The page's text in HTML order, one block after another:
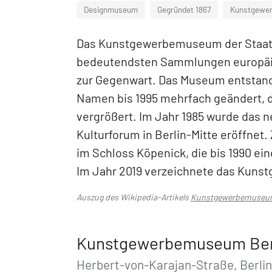
Designmuseum Gegründet 1867
Das Kunstgewerbemuseum der
bedeutendsten Sammlungen
zur Gegenwart. Das Museum
Namen bis 1995 mehrfach
vergrößert. Im Jahr 1985 wurde das
Kulturforum in Berlin-Mitte eröffnet.
im Schloss Köpenick, die bis 1990
Im Jahr 2019 verzeichnete das
Auszug des Wikipedia-Artikels
Kunstgewerbemuseum
Herbert-von-Karajan-Straße,